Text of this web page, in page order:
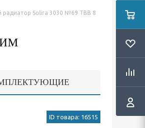
радиатор Solira 3030 №69 ТВВ 8
ID товара: 16515